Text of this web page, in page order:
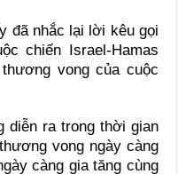
đã nhắc lại lời kêu gọi
chiến Israel-Hamas
vong của cuộc
diễn ra trong thời gian
vong ngày càng
càng gia tăng cùng